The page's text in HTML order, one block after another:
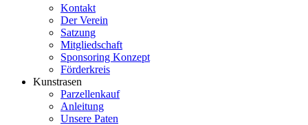
Kontakt
Der Verein
Satzung
Mitgliedschaft
Sponsoring Konzept
Förderkreis
Kunstrasen
Parzellenkauf
Anleitung
Unsere Paten